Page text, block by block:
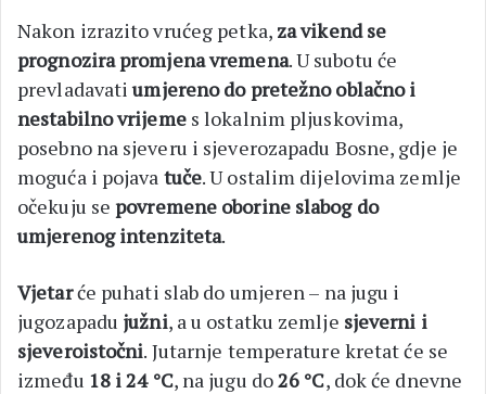
Nakon izrazito vrućeg petka, za vikend se
prognozira promjena vremena. U subotu će
prevladavatiumjereno do pretežno oblačno i
nestabilno vrijemes lokalnim pljuskovima,
posebno na sjeveru i sjeverozapadu Bosne, gdje je
moguća i pojava tuče. U ostalim dijelovima zemlje
očekuju sepovremene oborine slabog do
umjerenog intenziteta.
Vjetarće puhati slab do umjeren – na jugu i
jugozapadu južni, a u ostatku zemlje sjeverni i
sjeveroistočni. Jutarnje temperature kretat će se
između 18 i 24 °C, na jugu do26 °C, dok će dnevne